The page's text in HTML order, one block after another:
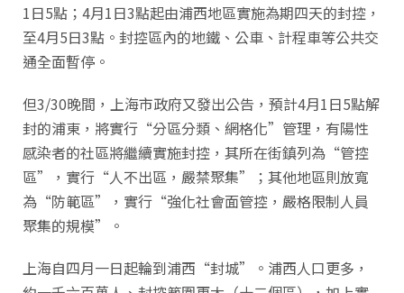
1日5點；4月1日3點起由浦西地區實施為期四天的封控，
至4月5日3點。封控區內的地鐵、公車、計程車等公共交
通全面暫停。
但3/30晚間，上海市政府又發出公告，預計4月1日5點解
封的浦東，將實行“分區分類、網格化”管理，有陽性
感染者的社區將繼續實施封控，其所在街鎮列為“管控
區”，實行“人不出區，嚴禁聚集”；其他地區則放寬
為“防範區”，實行“強化社會面管控，嚴格限制人員
聚集的規模”。
上海自四月一日起輪到浦西“封城”。浦西人口更多，